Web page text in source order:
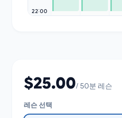
22:00
$25.00/ 50분 레슨
레슨 선택